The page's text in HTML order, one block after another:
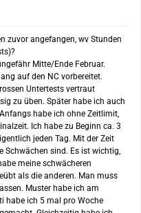
zuvor angefangen, wv Stunden
Mitte/Ende Februar.
auf den NC vorbereitet.
Untertests vertraut
zu üben. Später habe ich auch
habe ich ohne Zeitlimit,
Ich habe zu Beginn ca. 3
jeden Tag. Mit der Zeit
Schwächen sind. Es ist wichtig,
meine schwächeren
als die anderen. Man muss
Muster habe ich am
habe ich 5 mal pro Woche